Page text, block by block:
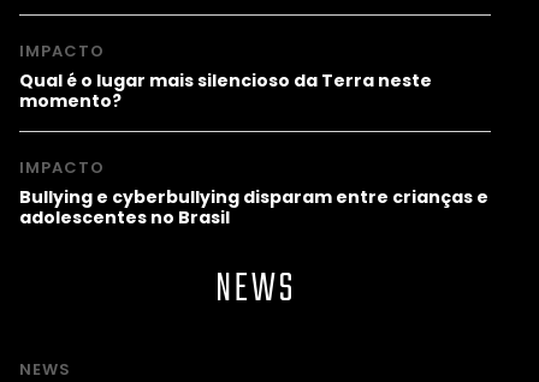
IMPACTO
Qual é o lugar mais silencioso da Terra neste
momento?
IMPACTO
Bullying e cyberbullying disparam entre crianças e
adolescentes no Brasil
NEWS
NEWS